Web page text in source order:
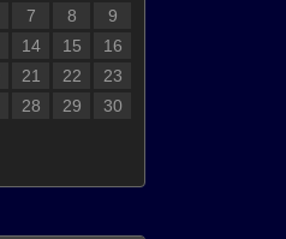
7 8
9
14 15
16
21 22
23
28 29
30